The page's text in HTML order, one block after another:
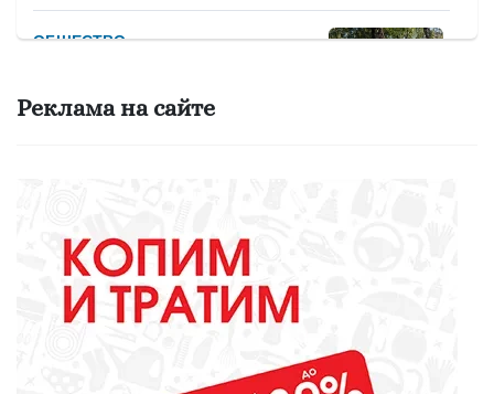
ОБЩЕСТВО
вкус»
ОБЩЕСТВО
Какие вирусы могут уничтожить
домашних свиней и птиц?
Реклама на сайте